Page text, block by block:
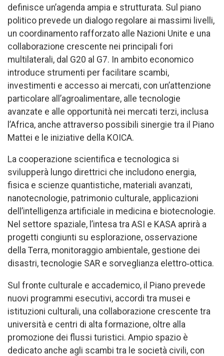
definisce un’agenda ampia e strutturata. Sul piano
politico prevede un dialogo regolare ai massimi livelli,
un coordinamento rafforzato alle Nazioni Unite e una
collaborazione crescente nei principali fori
multilaterali, dal G20 al G7. In ambito economico
introduce strumenti per facilitare scambi,
investimenti e accesso ai mercati, con un’attenzione
particolare all’agroalimentare, alle tecnologie
avanzate e alle opportunità nei mercati terzi, inclusa
l’Africa, anche attraverso possibili sinergie tra il Piano
Mattei e le iniziative della KOICA.
La cooperazione scientifica e tecnologica si
svilupperà lungo direttrici che includono energia,
fisica e scienze quantistiche, materiali avanzati,
nanotecnologie, patrimonio culturale, applicazioni
dell’intelligenza artificiale in medicina e biotecnologie.
Nel settore spaziale, l’intesa tra ASI e KASA aprirà a
progetti congiunti su esplorazione, osservazione
della Terra, monitoraggio ambientale, gestione dei
disastri, tecnologie SAR e sorveglianza elettro‑ottica.
Sul fronte culturale e accademico, il Piano prevede
nuovi programmi esecutivi, accordi tra musei e
istituzioni culturali, una collaborazione crescente tra
università e centri di alta formazione, oltre alla
promozione dei flussi turistici. Ampio spazio è
dedicato anche agli scambi tra le società civili, con